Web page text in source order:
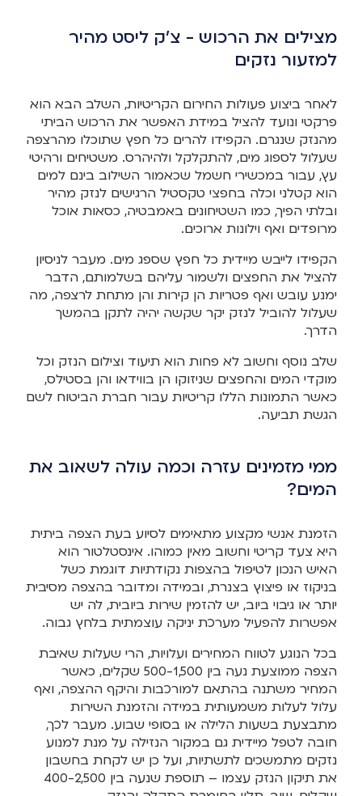
מצילים את הרכוש - צ'ק ליסט מהיר
למזעור נזקים
לאחר ביצוע פעולות החירום הקריטיות, השלב הבא הוא
פרקטי ונועד להציל במידת האפשר את הרכוש הביתי
מהנזק שנגרם. הקפידו להרים כל חפץ שתוכלו מהרצפה
שעלול לספוג מים, להתקלקל ולהיהרס. משטיחים ורהיטי
עץ, עבור במכשירי חשמל שכאמור השילוב בינם למים
הוא קטלני וכלה בחפצי טקסטיל הרגישים לנזק מהיר
ובלתי הפיך, כמו השטיחונים באמבטיה, כסאות אוכל
מרופדים ואף וילונות ארוכים.
הקפידו לייבש מיידית כל חפץ שספג מים. מעבר לניסיון
להציל את החפצים ולשמור עליהם בשלמותם, הדבר
ימנע עובש ואף פטריות הן קירות והן מתחת לרצפה, מה
שעלול להוביל לנזק יקר שקשה יהיה לתקן בהמשך
הדרך.
שלב נוסף וחשוב לא פחות הוא תיעוד וצילום הנזק וכל
מוקדי המים והחפצים שניזוקו הן בווידאו והן בסטילס,
כאשר התמונות הללו קריטיות עבור חברת הביטוח לשם
הגשת תביעה.
ממי מזמינים עזרה וכמה עולה לשאוב את
המים?
הזמנת אנשי מקצוע מתאימים לסיוע בעת הצפה ביתית
היא צעד קריטי וחשוב מאין כמוהו. אינסטלטור הוא
האיש הנכון לטיפול בהצפות נקודתיות דוגמת כשל
בניקוז או פיצוץ בצנרת, ובמידה ומדובר בהצפה מסיבית
יותר או גיבוי ביוב, יש להזמין שירות ביובית, לה יש
אפשרות להפעיל מערכת יניקה עוצמתית בלחץ גבוה.
בכל הנוגע לטווח המחירים ועלויות, הרי שעלות שאיבת
הצפה ממוצעת נעה בין 500-1,500 שקלים, כאשר
המחיר משתנה בהתאם למורכבות והיקף ההצפה, ואף
עלול לעלות משמעותית במידה והזמנת השירות
מתבצעת בשעות הלילה או בסופי שבוע. מעבר לכך,
חובה לטפל מיידית גם במקור הנזילה על מנת למנוע
נזקים מתמשכים לתשתיות, ועל כן יש לקחת בחשבון
את תיקון הנזק עצמו – תוספת שנעה בין 400-2,500